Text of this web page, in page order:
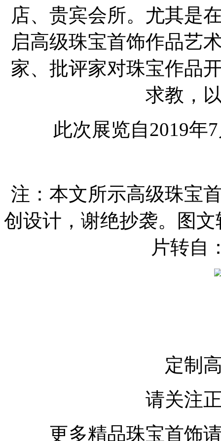
店、贵宾会所。尤其是
启高级珠宝首饰作品艺
家、批评家对珠宝作品
求教，
此次展览自2019年
注：本文所示高级珠宝
创设计，谢绝抄袭。图
片转自
定制
请关注
更多精品珠宝首饰